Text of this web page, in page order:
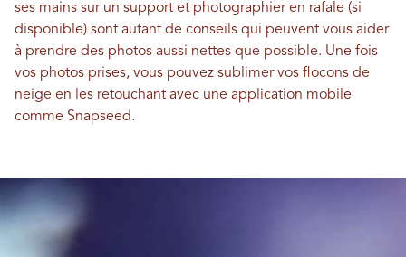
ses mains sur un support et photographier en rafale (si
disponible) sont autant de conseils qui peuvent vous aider
à prendre des photos aussi nettes que possible. Une fois
vos photos prises, vous pouvez sublimer vos flocons de
neige en les retouchant avec une application mobile
comme Snapseed.